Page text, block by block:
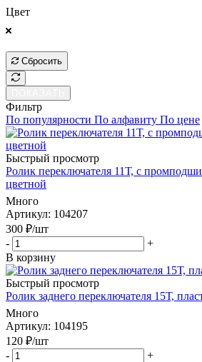
Цвет
Сбросить
Фильтр
По популярности По алфавиту По цене
Быстрый просмотр
Ролик переключателя 11Т, c
цветной
Много
Артикул: 104207
300 ₽/шт
-
+
В корзину
Быстрый просмотр
Ролик заднего переключателя 15Т,
Много
Артикул: 104195
120 ₽/шт
-
+